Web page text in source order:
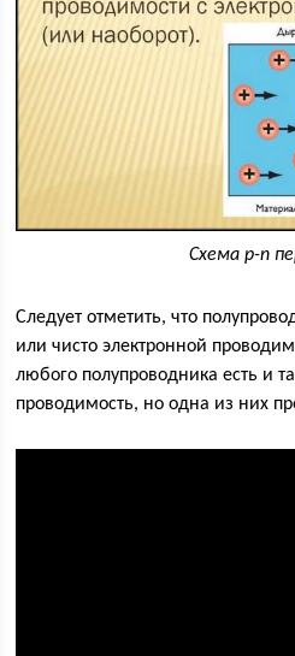
Схема p-n
Следует отметить, что
или чисто электронной
любого полупроводника есть и
проводимость, но одна из них